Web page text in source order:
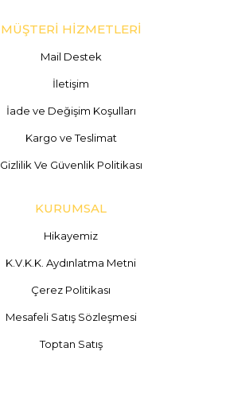
MÜŞTERİ HİZMETLERİ
Mail Destek
İletişim
İade ve Değişim Koşulları
Kargo ve Teslimat
Gizlilik Ve Güvenlik Politikası
KURUMSAL
Hikayemiz
K.V.K.K. Aydınlatma Metni
Çerez Politikası
Mesafeli Satış Sözleşmesi
Toptan Satış